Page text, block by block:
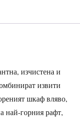
изчистена и
извити
шкаф вляво,
най-горния рафт,